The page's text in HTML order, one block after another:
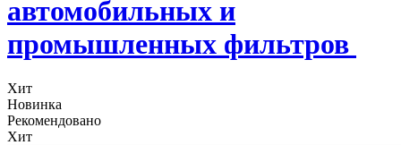
автомобильных и
промышленных фильтров
Хит
Новинка
Рекомендовано
Хит